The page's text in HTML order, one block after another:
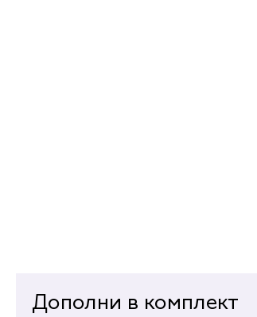
Дополни в комплект